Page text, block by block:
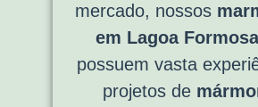
mercado, nossos
em Lagoa
possuem vasta
projetos de